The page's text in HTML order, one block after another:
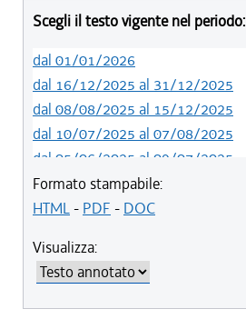
Scegli il testo vigente nel periodo:
dal 01/01/2026
dal 16/12/2025 al 31/12/2025
dal 08/08/2025 al 15/12/2025
dal 10/07/2025 al 07/08/2025
dal 05/06/2025 al 09/07/2025
dal 14/05/2024 al 04/06/2025
dal 12/08/2023 al 13/05/2024
dal 04/08/2022 al 31/12/2022
dal 14/06/2022 al 03/08/2022
dal 01/01/2022 al 13/06/2022
Formato stampabile:
HTML- PDF - DOC
Visualizza: